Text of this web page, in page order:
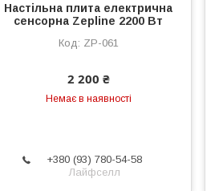
Настільна плита електрична
сенсорна Zepline 2200 Вт
ZP-061
2 200 ₴
Немає в наявності
+380 (93) 780-54-58
Лайфселл